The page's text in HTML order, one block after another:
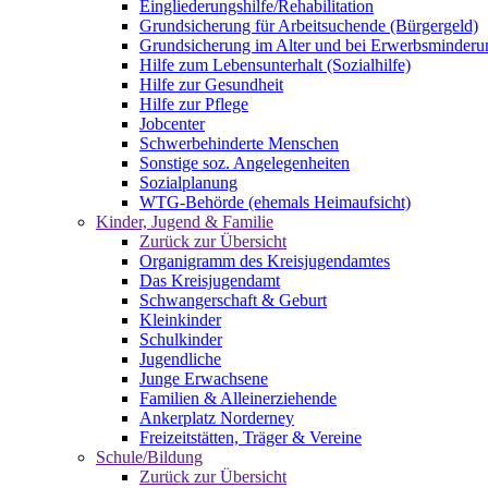
Eingliederungshilfe/Rehabilitation
Grundsicherung für Arbeitsuchende (Bürgergeld)
Grundsicherung im Alter und bei
Hilfe zum Lebensunterhalt (Sozialhilfe)
Hilfe zur Gesundheit
Hilfe zur Pflege
Jobcenter
Schwerbehinderte Menschen
Sonstige soz. Angelegenheiten
Sozialplanung
WTG-Behörde (ehemals Heimaufsicht)
Kinder, Jugend & Familie
Zurück zur Übersicht
Organigramm des Kreisjugendamtes
Das Kreisjugendamt
Schwangerschaft & Geburt
Kleinkinder
Schulkinder
Jugendliche
Junge Erwachsene
Familien & Alleinerziehende
Ankerplatz Norderney
Freizeitstätten, Träger & Vereine
Schule/Bildung
Zurück zur Übersicht